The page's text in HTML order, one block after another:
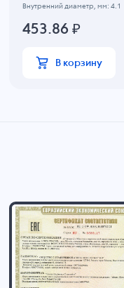
Внутренний диаметр, мм: 4.1
453.86 ₽
В корзину